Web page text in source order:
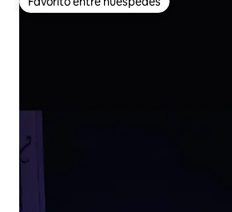
Favorito entre huéspedes